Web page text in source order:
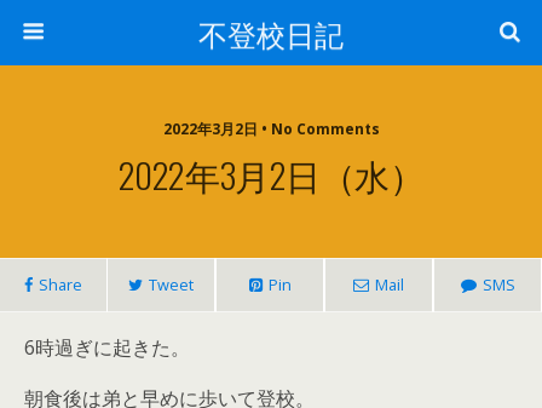
不登校日記
2022年3月2日 • No Comments
2022年3月2日（水）
Share Tweet Pin Mail SMS
6時過ぎに起きた。
朝食後は弟と早めに歩いて登校。